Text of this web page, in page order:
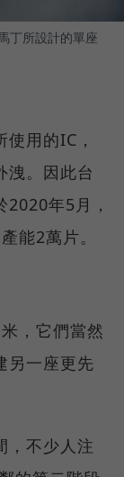
丁所設計的單座
用的IC，
洩。因此台
年5月，
能2萬片。
，它們當然
另一座更先
，不少人注